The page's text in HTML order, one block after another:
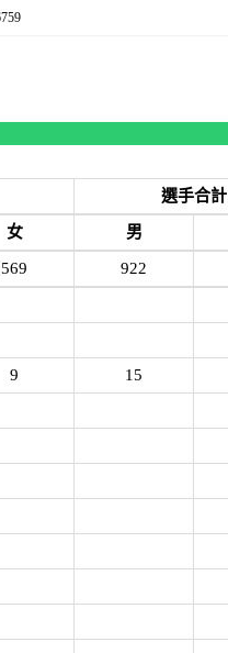
選手合計
女 男
569 922
9 15